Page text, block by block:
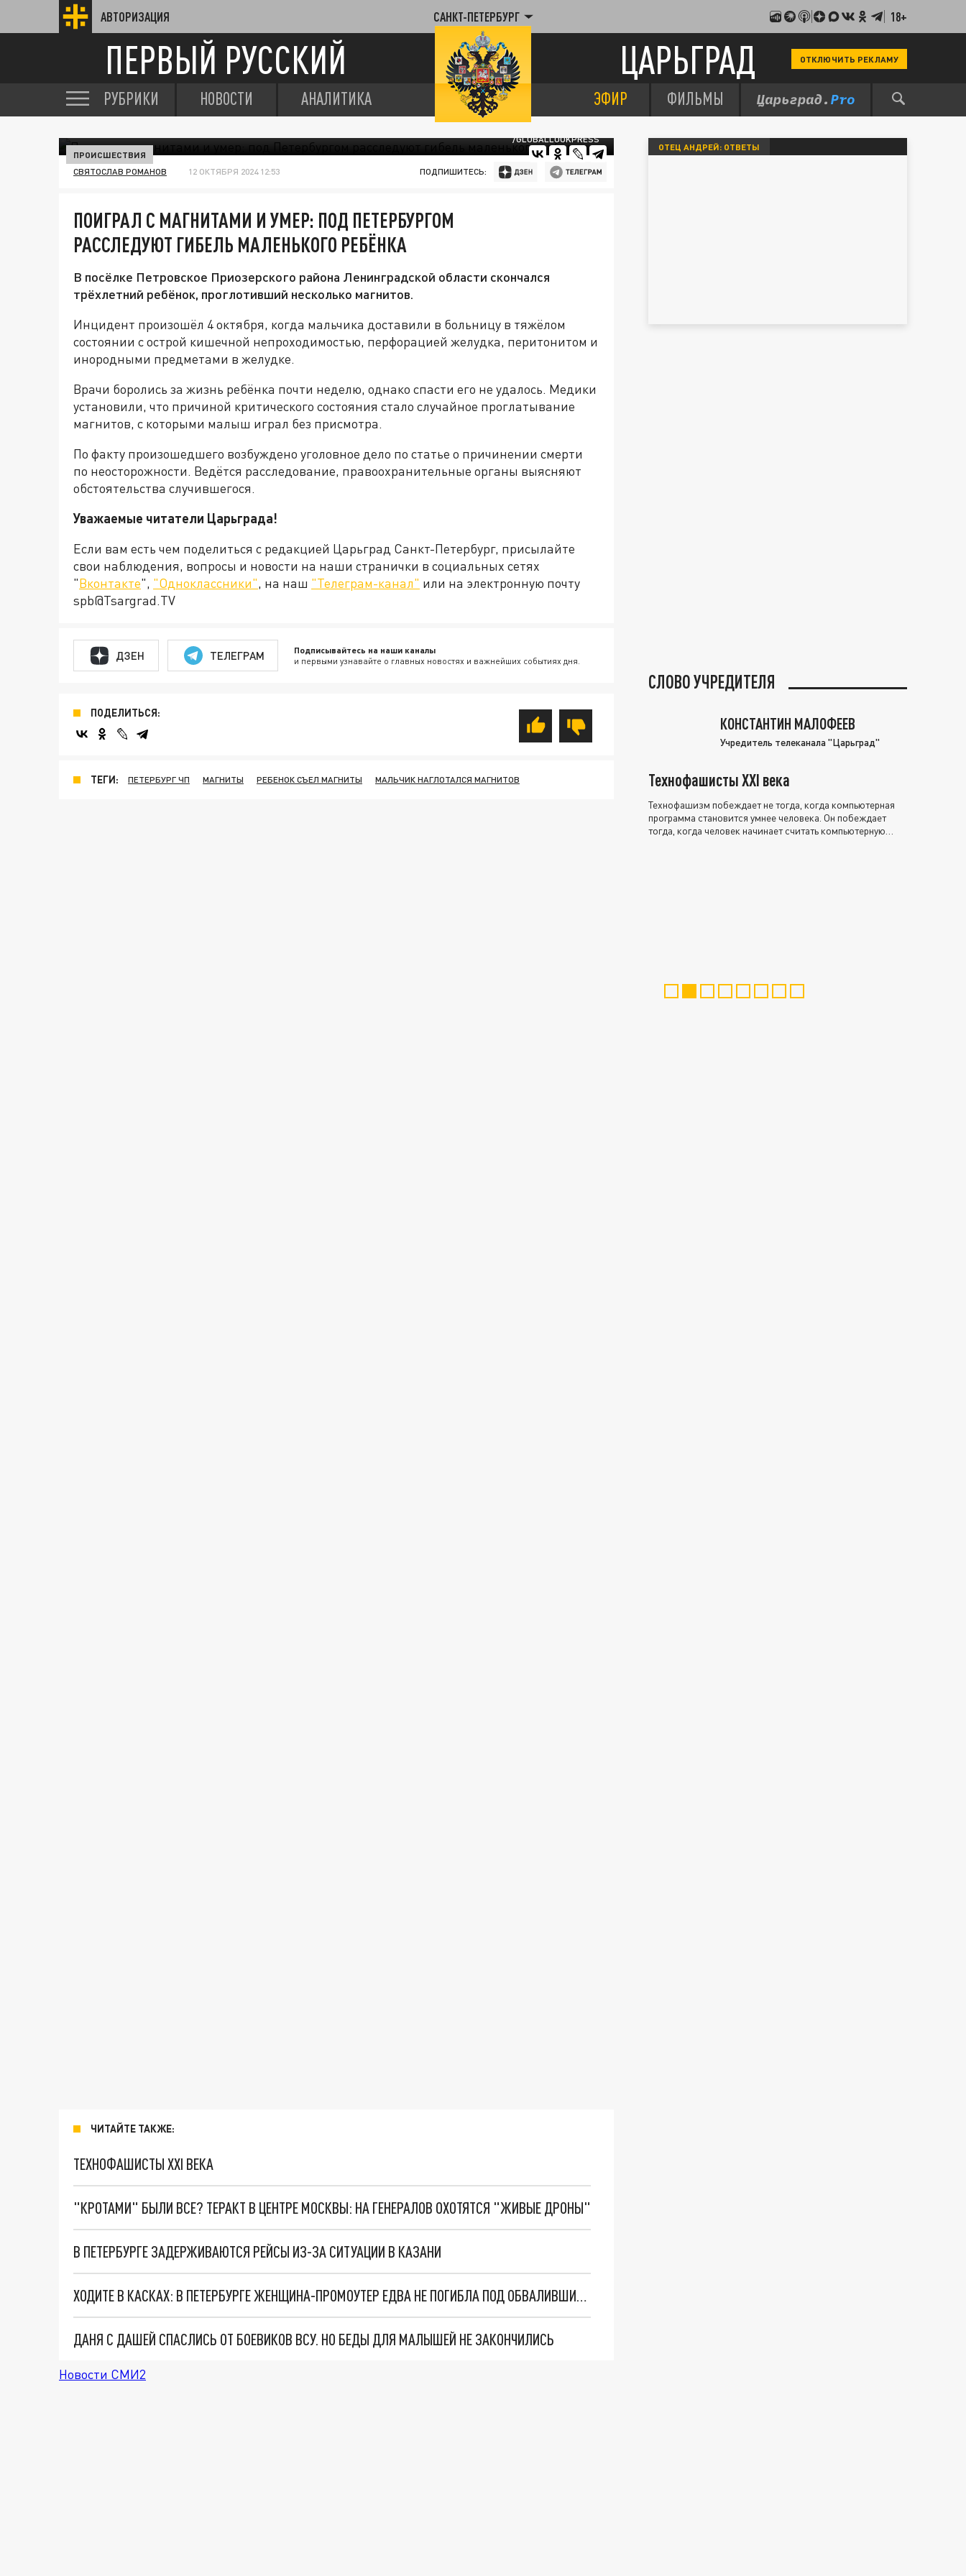
АВТОРИЗАЦИЯ САНКТ-ПЕТЕРБУРГ 18+
ПЕРВЫЙ РУССКИЙ ЦАРЬГРАД ОТКЛЮЧИТЬ РЕКЛАМУ
РУБРИКИ НОВОСТИ АНАЛИТИКА ЭФИР ФИЛЬМЫ
/GLOBALLOOKPRESS
ПРОИСШЕСТВИЯ
СВЯТОСЛАВ РОМАНОВ 12 ОКТЯБРЯ 2024 12:53 ПОДПИШИТЕСЬ:
ПОИГРАЛ С МАГНИТАМИ И УМЕР: ПОД ПЕТЕРБУРГОМ
РАССЛЕДУЮТ ГИБЕЛЬ МАЛЕНЬКОГО РЕБЁНКА
В посёлке Петровское Приозерского района Ленинградской области скончался
трёхлетний ребёнок, проглотивший несколько магнитов.
Инцидент произошёл 4 октября, когда мальчика доставили в больницу в тяжёлом
состоянии с острой кишечной непроходимостью, перфорацией желудка, перитонитом и
инородными предметами в желудке.
Врачи боролись за жизнь ребёнка почти неделю, однако спасти его не удалось. Медики
установили, что причиной критического состояния стало случайное проглатывание
магнитов, с которыми малыш играл без присмотра.
По факту произошедшего возбуждено уголовное дело по статье о причинении смерти
по неосторожности. Ведётся расследование, правоохранительные органы выясняют
обстоятельства случившегося.
Уважаемые читатели Царьграда!
Если вам есть чем поделиться с редакцией Царьград Санкт-Петербург, присылайте
свои наблюдения, вопросы и новости на наши странички в социальных сетях
"Вконтакте", "Одноклассники", на наш "Телеграм-канал" или на электронную почту
spb@Tsargrad.TV
ДЗЕН ТЕЛЕГРАМ Подписывайтесь на наши каналы
и первыми узнавайте о главных новостях и важнейших событиях дня.
ПОДЕЛИТЬСЯ:
ТЕГИ: ПЕТЕРБУРГ ЧП МАГНИТЫ РЕБЕНОК СЪЕЛ МАГНИТЫ МАЛЬЧИК НАГЛОТАЛСЯ МАГНИТОВ
ЧИТАЙТЕ ТАКЖЕ:
ТЕХНОФАШИСТЫ XXI ВЕКА
"КРОТАМИ" БЫЛИ ВСЕ? ТЕРАКТ В ЦЕНТРЕ МОСКВЫ: НА ГЕНЕРАЛОВ ОХОТЯТСЯ "ЖИВЫЕ ДРОНЫ"
В ПЕТЕРБУРГЕ ЗАДЕРЖИВАЮТСЯ РЕЙСЫ ИЗ-ЗА СИТУАЦИИ В КАЗАНИ
ХОДИТЕ В КАСКАХ: В ПЕТЕРБУРГЕ ЖЕНЩИНА-ПРОМОУТЕР ЕДВА НЕ ПОГИБЛА ПОД ОБВАЛИВШИМСЯ БАЛКОНОМ
ДАНЯ С ДАШЕЙ СПАСЛИСЬ ОТ БОЕВИКОВ ВСУ. НО БЕДЫ ДЛЯ МАЛЫШЕЙ НЕ ЗАКОНЧИЛИСЬ
Новости СМИ2
ОТЕЦ АНДРЕЙ: ОТВЕТЫ
СЛОВО УЧРЕДИТЕЛЯ
КОНСТАНТИН МАЛОФЕЕВ
Учредитель телеканала "Царьград"
Технофашисты XXI века
Технофашизм побеждает не тогда, когда компьютерная
программа становится умнее человека. Он побеждает
тогда, когда человек начинает считать компьютерную